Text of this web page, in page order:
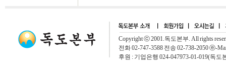
Copyright ⓒ 2001.독도본부. All rights
전화 02-747-3588 전송 02-738-2050 ⓔ-
후원 : 기업은행 024-047973-01-019(독도